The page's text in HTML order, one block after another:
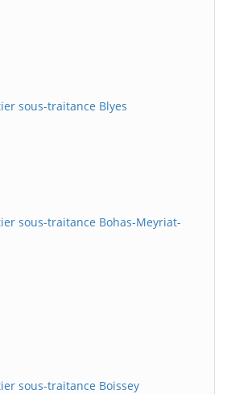
sous-traitance Blyes
sous-traitance Bohas-Meyriat-
sous-traitance Boissey